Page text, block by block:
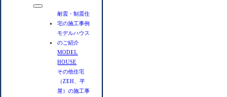
耐震・制震住
宅の施工事例
モデルハウス
のご紹介
MODEL
HOUSE
その他住宅
（ZEH、平
屋）の施工事